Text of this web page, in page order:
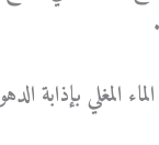
المغلي بإذابة